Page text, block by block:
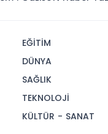
EĞİTİM
DÜNYA
SAĞLIK
TEKNOLOJİ
KÜLTÜR - SANAT